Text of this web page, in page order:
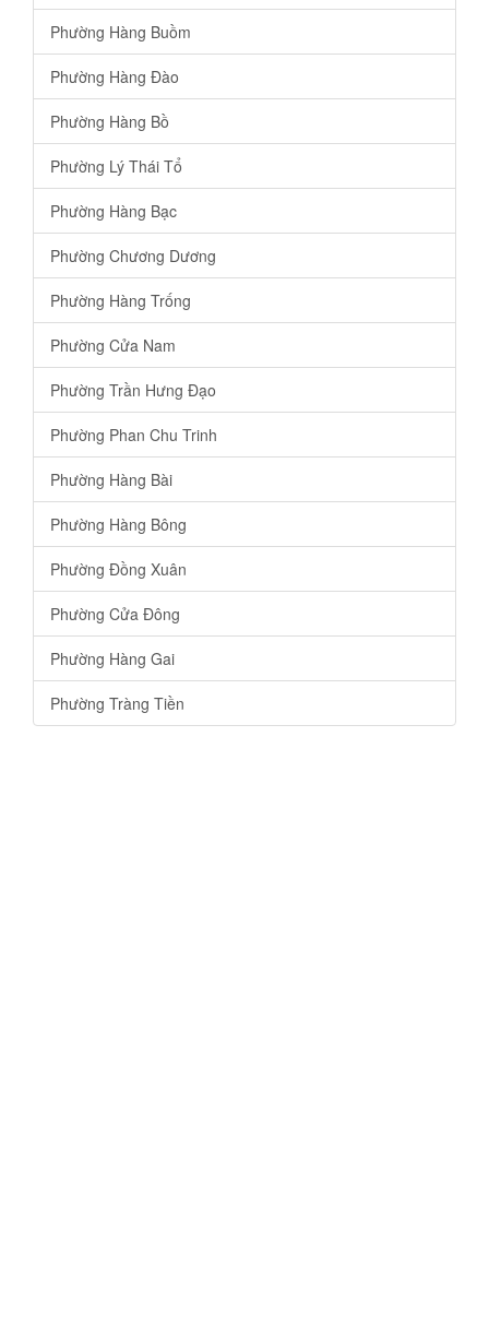
Phường Hàng Buồm
Phường Hàng Đào
Phường Hàng Bồ
Phường Lý Thái Tổ
Phường Hàng Bạc
Phường Chương Dương
Phường Hàng Trống
Phường Cửa Nam
Phường Trần Hưng Đạo
Phường Phan Chu Trinh
Phường Hàng Bài
Phường Hàng Bông
Phường Đồng Xuân
Phường Cửa Đông
Phường Hàng Gai
Phường Tràng Tiền